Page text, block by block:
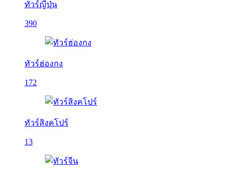
ทัวร์ญี่ปุ่น
390
ทัวร์ฮ่องกง
172
ทัวร์สิงคโปร์
13